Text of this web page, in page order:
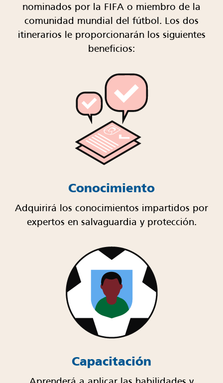
nominados por la FIFA o miembro de la
comunidad mundial del fútbol. Los dos
itinerarios le proporcionarán los siguientes
beneficios:
Conocimiento
Adquirirá los conocimientos impartidos por
expertos en salvaguardia y protección.
Capacitación